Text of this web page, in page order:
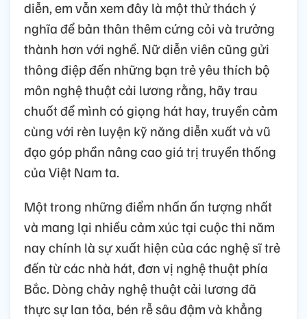
diễn, em vẫn xem đây là một thử thách ý
nghĩa để bản thân thêm cứng cỏi và trưởng
thành hơn với nghề. Nữ diễn viên cũng gửi
thông điệp đến những bạn trẻ yêu thích bộ
môn nghệ thuật cải lương rằng, hãy trau
chuốt để mình có giọng hát hay, truyền cảm
cùng với rèn luyện kỹ năng diễn xuất và vũ
đạo góp phần nâng cao giá trị truyền thống
của Việt Nam ta.
Một trong những điểm nhấn ấn tượng nhất
và mang lại nhiều cảm xúc tại cuộc thi năm
nay chính là sự xuất hiện của các nghệ sĩ trẻ
đến từ các nhà hát, đơn vị nghệ thuật phía
Bắc. Dòng chảy nghệ thuật cải lương đã
thực sự lan tỏa, bén rễ sâu đậm và khẳng